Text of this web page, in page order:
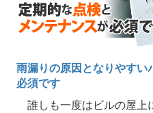
雨漏りの原因となりやすい
必須です
誰しも一度はビルの屋上